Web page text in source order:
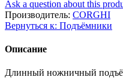
Ask a question about this
Производитель: CORGHI
Вернуться к: Подъёмники
Описание
Длинный ножничный